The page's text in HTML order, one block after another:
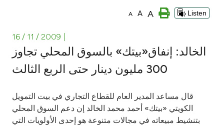
Investment
Tools & Services
A A A Listen
16 / 11 / 2009
الخالد: إنفاق«بيتك» بالسوق المحلي تجاوز
300 مليون دينار حتى الربع الثالث
قال مساعد المدير العام للقطاع التجاري في بيت التمويل
الكويتي «بيتك» أحمد محمد الخالد إن دعم السوق المحلي
بتنشيط مبيعاته في مجالات متنوعة هو إحدى الأولويات التي